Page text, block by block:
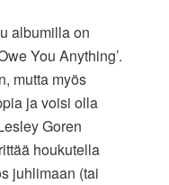
albumilla on
You Anything’.
mutta myös
ja voisi olla
Goren
houkutella
juhlimaan (tai